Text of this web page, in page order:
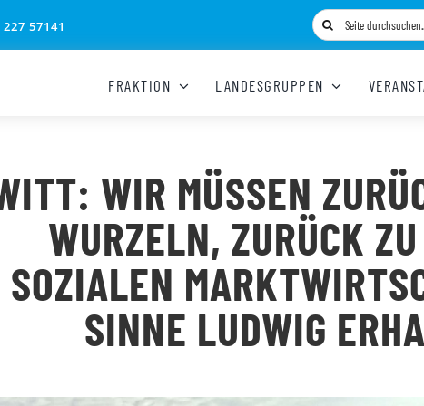
57141
Suche
nach:
FRAKTION LANDESGRUPPEN
WIR MÜSSEN
WURZELN, ZURÜCK
SOZIALEN
SINNE LUDWIG